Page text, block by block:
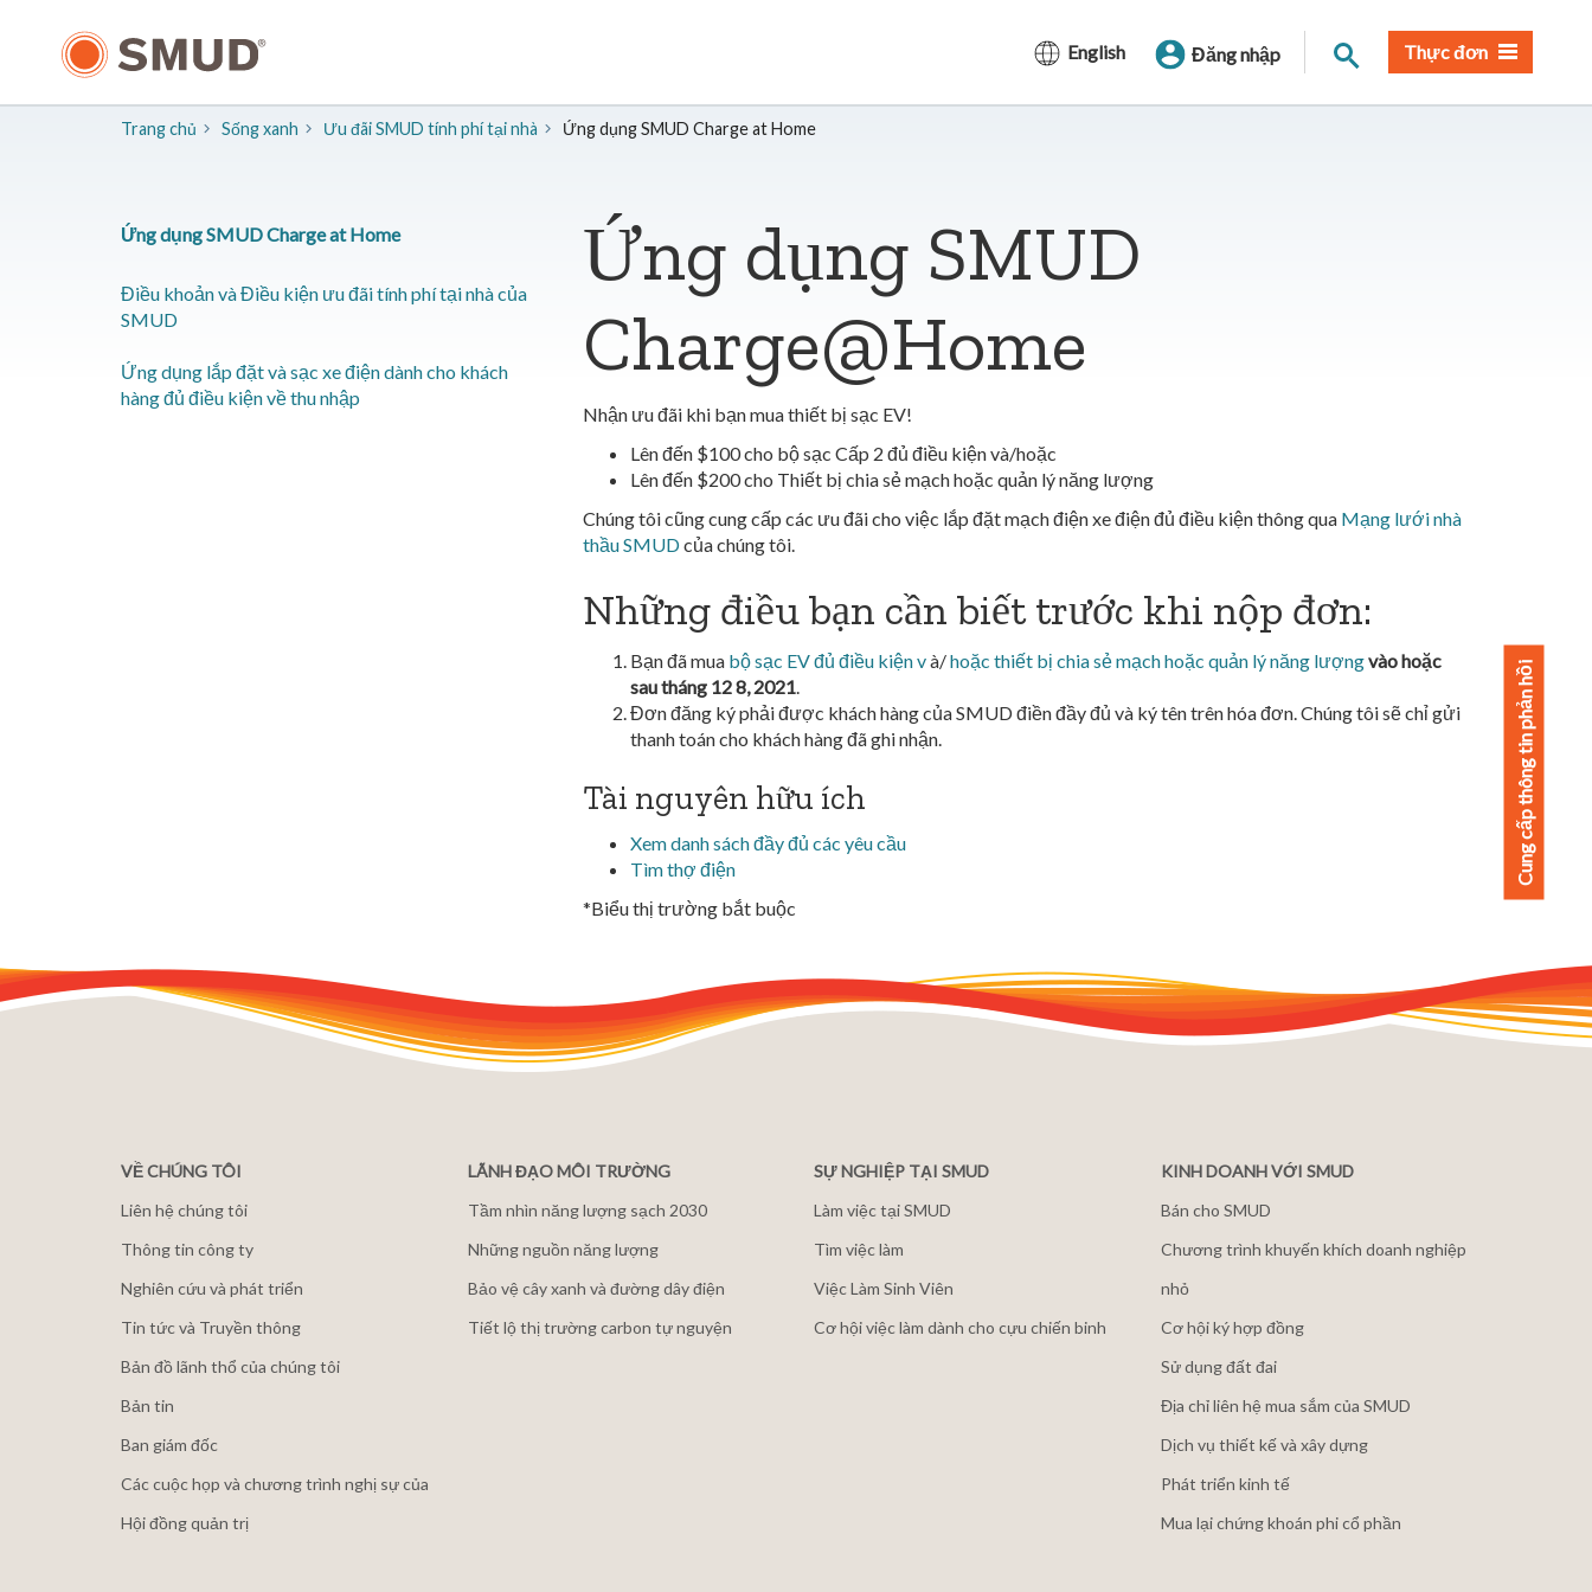
English Đăng nhập Tìm trangThực đơn
Trang chủ Sống xanh Ưu đãi SMUD tính phí tại nhà Ứng dụng SMUD Charge at Home
Ứng dụng SMUD
Charge@Home
Nhận ưu đãi khi bạn mua thiết bị sạc EV!
Lên đến $100 cho bộ sạc Cấp 2 đủ điều kiện và/hoặc
Lên đến $200 cho Thiết bị chia sẻ mạch hoặc quản lý năng lượng
Chúng tôi cũng cung cấp các ưu đãi cho việc lắp đặt mạch điện xe điện đủ điều kiện thông qua Mạng lưới nhà
thầu SMUDcủa chúng tôi.
Những điều bạn cần biết trước khi nộp đơn:
Bạn đã mua bộ sạc EV đủ điều kiện và/hoặc thiết bị chia sẻ mạch hoặc quản lý năng lượngvào hoặc
sau tháng 12 8, 2021.
Đơn đăng ký phải được khách hàng của SMUD điền đầy đủ và ký tên trên hóa đơn. Chúng tôi sẽ chỉ gửi
thanh toán cho khách hàng đã ghi nhận.
Tài nguyên hữu ích
Xem danh sách đầy đủ các yêu cầu
Tìm thợ điện
*Biểu thị trường bắt buộc
Ứng dụng SMUD Charge at Home
Điều khoản và Điều kiện ưu đãi tính phí tại nhà của
SMUD
Ứng dụng lắp đặt và sạc xe điện dành cho khách
hàng đủ điều kiện về thu nhập
VỀ CHÚNG TÔI
Liên hệ chúng tôi
Thông tin công ty
Nghiên cứu và phát triển
Tin tức và Truyền thông
Bản đồ lãnh thổ của chúng tôi
Bản tin
Ban giám đốc
Các cuộc họp và chương trình nghị sự của
Hội đồng quản trị
LÃNH ĐẠO MÔI TRƯỜNG
Tầm nhìn năng lượng sạch 2030
Những nguồn năng lượng
Bảo vệ cây xanh và đường dây điện
Tiết lộ thị trường carbon tự nguyện
SỰ NGHIỆP TẠI SMUD
Làm việc tại SMUD
Tìm việc làm
Việc Làm Sinh Viên
Cơ hội việc làm dành cho cựu chiến binh
KINH DOANH VỚI SMUD
Bán cho SMUD
Chương trình khuyến khích doanh nghiệp
nhỏ
Cơ hội ký hợp đồng
Sử dụng đất đai
Địa chỉ liên hệ mua sắm của SMUD
Dịch vụ thiết kế và xây dựng
Phát triển kinh tế
Mua lại chứng khoán phi cổ phần
Cung cấp thông tin phản hồi